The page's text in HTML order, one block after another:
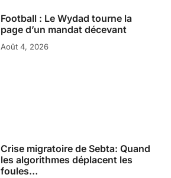
Football : Le Wydad tourne la
page d’un mandat décevant
Août 4, 2026
Crise migratoire de Sebta: Quand
les algorithmes déplacent les
foules…